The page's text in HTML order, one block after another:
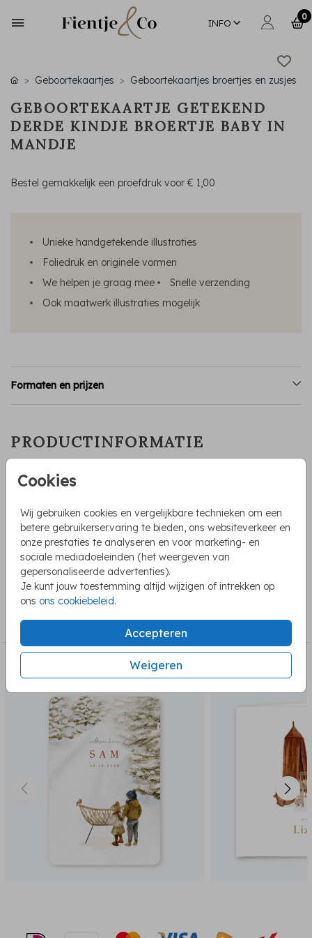
INFO
0
Cookies
Wij gebruiken cookies en vergelijkbare technieken om een
betere gebruikerservaring te bieden, ons websiteverkeer en
onze prestaties te analyseren en voor marketing- en
sociale mediadoeleinden (het weergeven van
gepersonaliseerde advertenties).
Je kunt jouw toestemming altijd wijzigen of intrekken op
ons ons cookiebeleid.
Accepteren
Weigeren
Geboortekaartjes Geboortekaartjes broertjes en zusjes
GEBOORTEKAARTJE GETEKEND
DERDE KINDJE BROERTJE BABY IN
MANDJE
Bestel gemakkelijk een proefdruk voor€ 1,00
Unieke handgetekende illustraties
Foliedruk en originele vormen
We helpen je graag mee
Snelle verzending
Ook maatwerk illustraties mogelijk
Formaten en prijzen
PRODUCTINFORMATIE
OMSCHRIJVING
staan aquarel illustraties van een grote zus en broertje bij
een mandje met een baby. Heb je een andere
gezinssamenstelling, dan kan je de tekeningen verwijderen
en nieuwe toevoegen uit de map 'Kindjes'. Hulp nodig, laat
het even weten!
Toon meer
COLLECTIE
Geboortekaartjes broertjes en zusjes